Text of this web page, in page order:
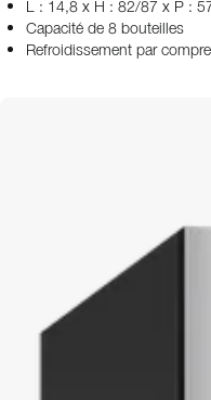
L : 14,8 x H : 82/87 x P :
Capacité de 8 bouteilles
Refroidissement par